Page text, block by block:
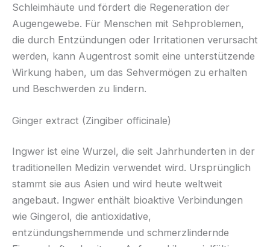
Schleimhäute und fördert die Regeneration der
Augengewebe. Für Menschen mit Sehproblemen,
die durch Entzündungen oder Irritationen verursacht
werden, kann Augentrost somit eine unterstützende
Wirkung haben, um das Sehvermögen zu erhalten
und Beschwerden zu lindern.
Ginger extract (Zingiber officinale)
Ingwer ist eine Wurzel, die seit Jahrhunderten in der
traditionellen Medizin verwendet wird. Ursprünglich
stammt sie aus Asien und wird heute weltweit
angebaut. Ingwer enthält bioaktive Verbindungen
wie Gingerol, die antioxidative,
entzündungshemmende und schmerzlindernde